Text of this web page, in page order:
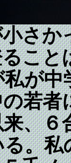
さ
こと
が中
若者
、６
。私